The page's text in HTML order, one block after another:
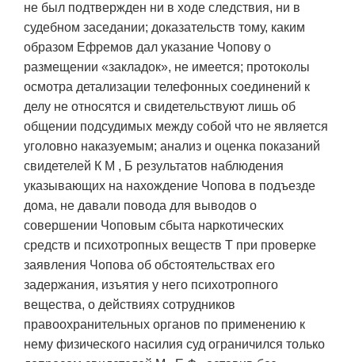
не был подтвержден ни в ходе следствия, ни в
судебном заседании; доказательств тому, каким
образом Ефремов дал указание Чопову о
размещении «закладок», не имеется; протоколы
осмотра детализации телефонных соединений к
делу не относятся и свидетельствуют лишь об
общении подсудимых между собой что не является
уголовно наказуемым; анализ и оценка показаний
свидетелей К М , Б результатов наблюдения
указывающих на нахождение Чопова в подъезде
дома, не давали повода для выводов о
совершении Чоповым сбыта наркотических
средств и психотропных веществ Т при проверке
заявления Чопова об обстоятельствах его
задержания, изъятия у него психотропного
вещества, о действиях сотрудников
правоохранительных органов по применению к
нему физического насилия суд ограничился только